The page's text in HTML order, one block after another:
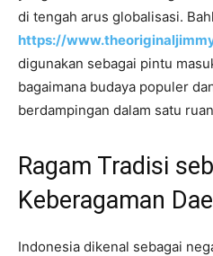
di tengah arus globalisasi.
https://
digunakan sebagai pintu
bagaimana budaya populer
berdampingan dalam satu
Ragam Tradisi
Keberagaman
Indonesia dikenal sebagai